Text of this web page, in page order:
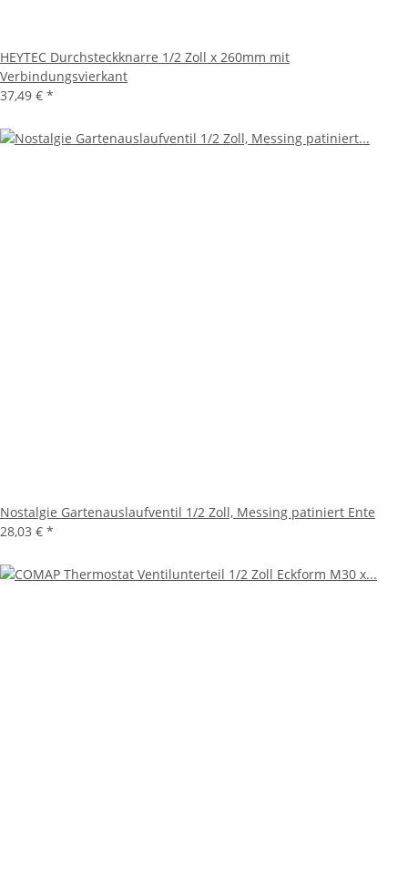
HEYTEC Durchsteckknarre 1/2 Zoll x 260mm mit
Verbindungsvierkant
37,49 € *
Nostalgie Gartenauslaufventil 1/2 Zoll, Messing patiniert Ente
28,03 € *